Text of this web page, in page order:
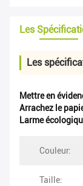
Les
Les
Mettre en
Arrachez le
Larme
Couleur:
Taille: